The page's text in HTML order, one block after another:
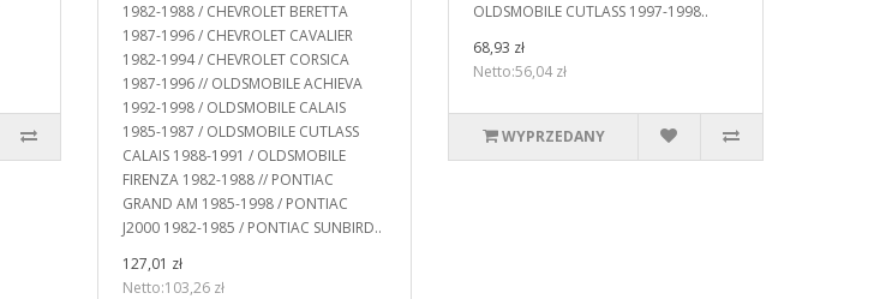
1982-1988 / CHEVROLET BERETTA
1987-1996 / CHEVROLET CAVALIER
1982-1994 / CHEVROLET CORSICA
1987-1996 // OLDSMOBILE ACHIEVA
1992-1998 / OLDSMOBILE CALAIS
1985-1987 / OLDSMOBILE CUTLASS
CALAIS 1988-1991 / OLDSMOBILE
FIRENZA 1982-1988 // PONTIAC
GRAND AM 1985-1998 / PONTIAC
J2000 1982-1985 / PONTIAC SUNBIRD..
127,01 zł
Netto:103,26 zł
OLDSMOBILE CUTLASS 1997-1998..
68,93 zł
Netto:56,04 zł
WYPRZEDANY